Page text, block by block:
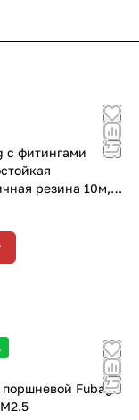
с фитингами
резина 10м,
мм
Fubag